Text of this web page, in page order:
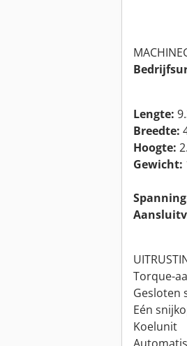
Lengte:
Breedte:
Hoogte:
Gewicht:
Torque-
Gesloten
Eén
Koelunit